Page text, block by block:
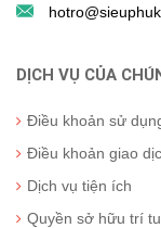
DỊCH VỤ CỦA
Điều khoản sử
Điều khoản giao
Dịch vụ tiện ích
Quyền sở hữu trí